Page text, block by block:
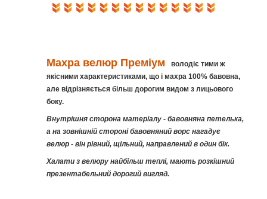
Махра велюр Преміум
володіє тими ж
якісними характеристиками, що і махра 100% бавовна,
але відрізняється більш дорогим видом з лицьового
боку.
Внутрішня сторона матеріалу - бавовняна петелька,
а на зовнішній стороні бавовняний ворс нагадує
велюр - він рівний, щільний, направлений в один бік.
Халати з велюру найбільш теплі, мають розкішний
презентабельний дорогий вигляд.